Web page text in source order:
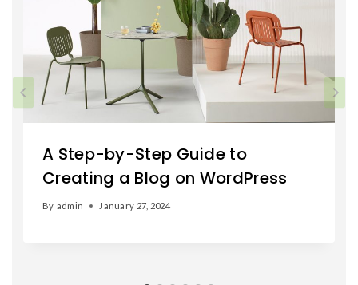
A Step-by-Step Guide to
Creating a Blog on WordPress
By admin January 27, 2024